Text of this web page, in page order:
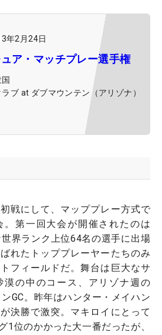
年2月24日
ア・マッチプレー選手権
ブ at ダブマウンテン（アリゾナ）
戦にして、マッププレー方式で
。第一回大会が開催されたのは
界ランク上位64名の選手に出場
れたトッププレーヤーたちのみ
フィールドだ。舞台は巨大なサ
漠の中のコース、アリゾナ週の
GC。昨年はハンター・メイハン
決勝で激突。マキロイにとって
1位のかかった大一番だったが、